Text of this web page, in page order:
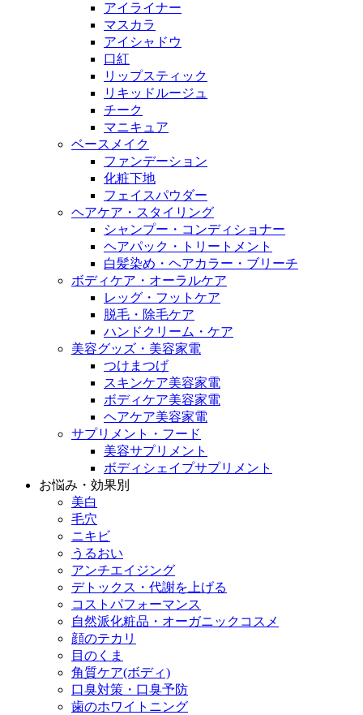
アイライナー
マスカラ
アイシャドウ
口紅
リップスティック
リキッドルージュ
チーク
マニキュア
ベースメイク
ファンデーション
化粧下地
フェイスパウダー
ヘアケア・スタイリング
シャンプー・コンディショナー
ヘアパック・トリートメント
白髪染め・ヘアカラー・ブリーチ
ボディケア・オーラルケア
レッグ・フットケア
脱毛・除毛ケア
ハンドクリーム・ケア
美容グッズ・美容家電
つけまつげ
スキンケア美容家電
ボディケア美容家電
ヘアケア美容家電
サプリメント・フード
美容サプリメント
ボディシェイプサプリメント
お悩み・効果別
美白
毛穴
ニキビ
うるおい
アンチエイジング
デトックス・代謝を上げる
コストパフォーマンス
自然派化粧品・オーガニックコスメ
顔のテカリ
目のくま
角質ケア(ボディ)
口臭対策・口臭予防
歯のホワイトニング